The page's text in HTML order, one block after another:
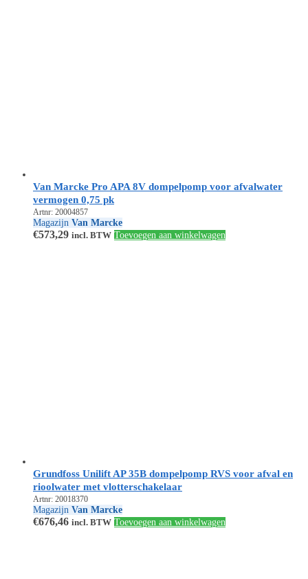
Van Marcke Pro APA 8V dompelpomp voor afvalwater
vermogen 0,75 pk
Artnr: 20004857
Magazijn Van Marcke
€573,29 incl. BTW Toevoegen aan winkelwagen
Grundfoss Unilift AP 35B dompelpomp RVS voor afval en
rioolwater met vlotterschakelaar
Artnr: 20018370
Magazijn Van Marcke
€676,46 incl. BTW Toevoegen aan winkelwagen